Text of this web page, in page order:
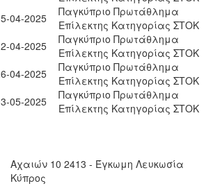
04-2025
Παγκύπριο Πρωτάθλημα
Επίλεκτης Κατηγορίας ΣΤΟΚ
04-2025
Παγκύπριο Πρωτάθλημα
Επίλεκτης Κατηγορίας ΣΤΟΚ
04-2025
Παγκύπριο Πρωτάθλημα
Επίλεκτης Κατηγορίας ΣΤΟΚ
05-2025
Παγκύπριο Πρωτάθλημα
Επίλεκτης Κατηγορίας ΣΤΟΚ
Αχαιών 10 2413 - Έγκωμη Λευκωσία
Κύπρος